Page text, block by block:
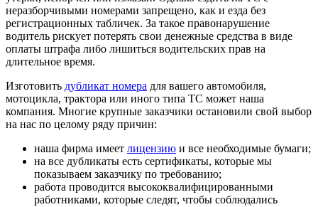
неразборчивыми номерами запрещено, как и езда без
регистрационных табличек. За такое правонарушение
водитель рискует потерять свои денежные средства в виде
оплаты штрафа либо лишиться водительских прав на
длительное время.
Изготовить дубликат номера для вашего автомобиля,
мотоцикла, трактора или иного типа ТС может наша
компания. Многие крупные заказчики остановили свой выбор
на нас по целому ряду причин:
наша фирма имеет лицензию и все необходимые бумаги;
на все дубликаты есть сертификаты, которые мы
показываем заказчику по требованию;
работа проводится высококвалифицированными
работниками, которые следят, чтобы соблюдались